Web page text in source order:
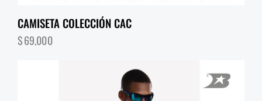
CAMISETA COLECCIÓN CAC
$69,000